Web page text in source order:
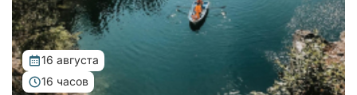
16 августа
16 часов